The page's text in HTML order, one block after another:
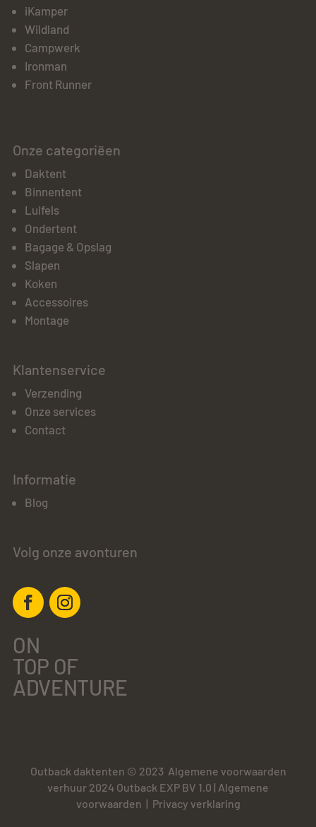
iKamper
Wildland
Campwerk
Ironman
Front Runner
Onze categoriëen
Daktent
Binnentent
Luifels
Ondertent
Bagage & Opslag
Slapen
Koken
Accessoires
Montage
Klantenservice
Verzending
Onze services
Contact
Informatie
Blog
Volg onze avonturen
ON
TOP OF
ADVENTURE
Outback daktenten © 2023 Algemene voorwaarden
verhuur 2024 Outback EXP BV 1.0 | Algemene
voorwaarden | Privacy verklaring